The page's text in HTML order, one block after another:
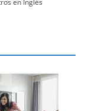
en Inglés